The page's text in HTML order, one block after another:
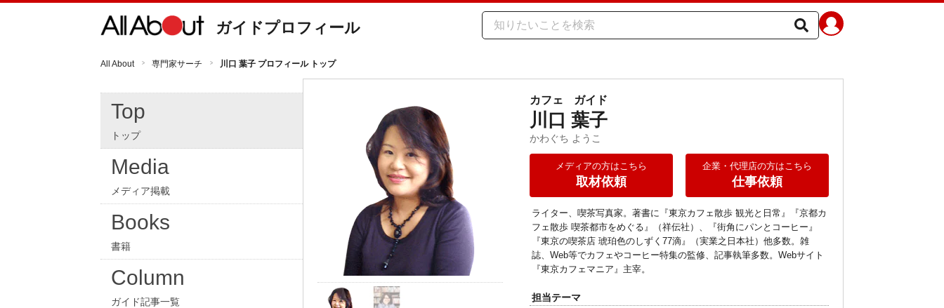
ガイドプロフィール
All About 専門家サーチ 川口 葉子 プロフィール トップ
Top
トップ
Media
メディア掲載
Books
書籍
Column
ガイド記事一覧
カフェ ガイド
川口 葉子
かわぐち ようこ
メディアの方はこちら
取材依頼
企業・代理店の方はこちら
仕事依頼
ライター、喫茶写真家。著書に『東京カフェ散歩 観光と日常』『京都カ
フェ散歩 喫茶都市をめぐる』（祥伝社）、『街角にパンとコーヒー』
『東京の喫茶店 琥珀色のしずく77滴』（実業之日本社）他多数。雑
誌、Web等でカフェやコーヒー特集の監修、記事執筆多数。Webサイト
『東京カフェマニア』主宰。
担当テーマ